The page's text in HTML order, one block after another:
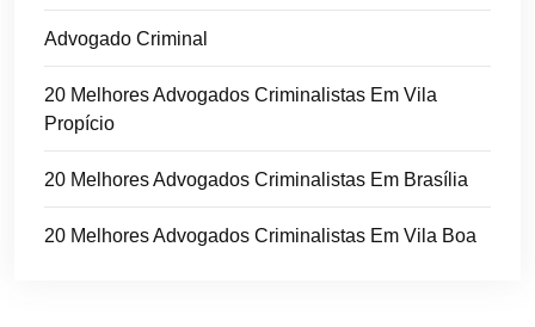
Advogado Criminal
20 Melhores Advogados Criminalistas Em Vila
Propício
20 Melhores Advogados Criminalistas Em Brasília
20 Melhores Advogados Criminalistas Em Vila Boa